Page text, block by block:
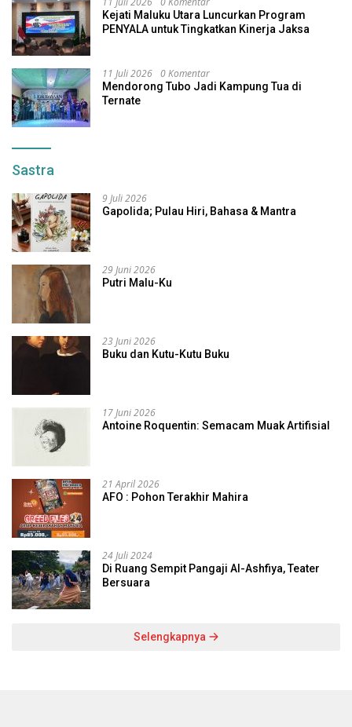
Kejati Maluku Utara Luncurkan Program
PENYALA untuk Tingkatkan Kinerja Jaksa
11 Juli 2026 0 Komentar
Mendorong Tubo Jadi Kampung Tua di
Ternate
Sastra
9 Juli 2026
Gapolida; Pulau Hiri, Bahasa & Mantra
29 Juni 2026
Putri Malu-Ku
23 Juni 2026
Buku dan Kutu-Kutu Buku
17 Juni 2026
Antoine Roquentin: Semacam Muak Artifisial
21 April 2026
AFO : Pohon Terakhir Mahira
24 Juli 2024
Di Ruang Sempit Pangaji Al-Ashfiya, Teater
Bersuara
Selengkapnya